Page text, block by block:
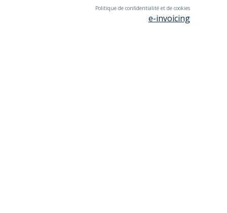
Politique de confidentialité et de cookies
e-invoicing